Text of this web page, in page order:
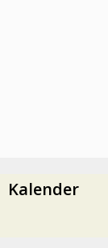
Kalender